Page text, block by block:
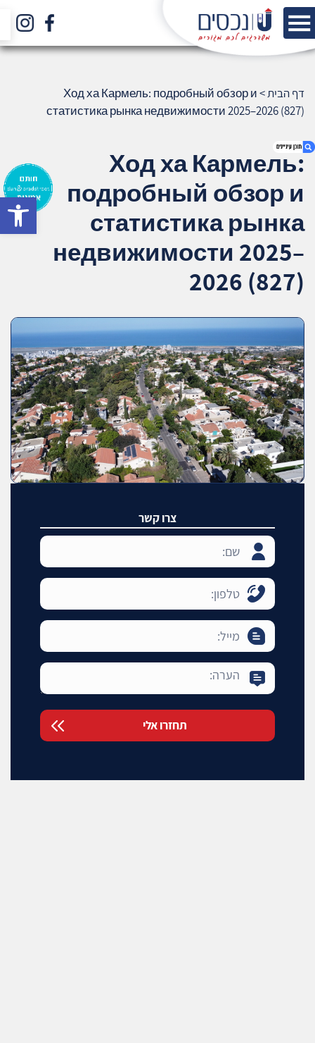
1. Ход ха Кармель: подробный обзор и
статистика рынка недвижимости 2025–
2026 (827)
2. אודות U נכסים
3. שאלתם ? ענינו !
דף הבית>
Ход ха Кармель: подробный обзор и
статистика рынка недвижимости 2025–2026 (827)
Ход ха Кармель:
подробный обзор и
статистика рынка
недвижимости 2025–
2026 (827)
צרו קשר